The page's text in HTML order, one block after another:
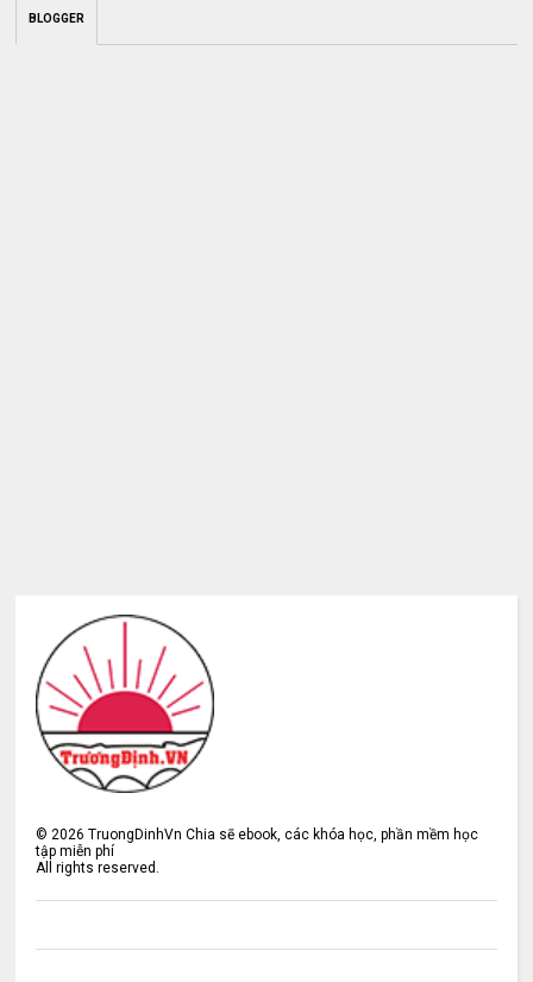
BLOGGER
©2026 TruongDinhVn Chia sẽ ebook, các khóa học, phần mềm học
tập miễn phí
All rights reserved.